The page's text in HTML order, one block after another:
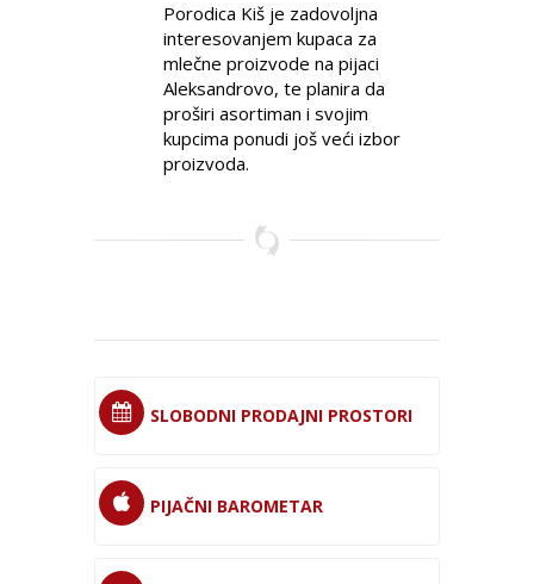
Porodica Kiš je zadovoljna
interesovanjem kupaca za
mlečne proizvode na pijaci
Aleksandrovo, te planira da
proširi asortiman i svojim
kupcima ponudi još veći izbor
proizvoda.
SLOBODNI PRODAJNI PROSTORI
PIJAČNI BAROMETAR